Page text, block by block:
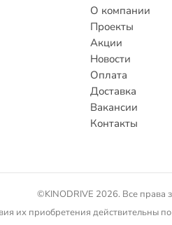
О компании
Проекты
Акции
Новости
Оплата
Доставка
Вакансии
Контакты
©KINODRIVE 2026. Все права
их приобретения действительны